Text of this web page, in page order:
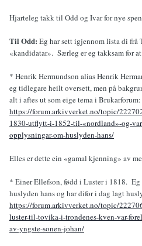
Hjarteleg takk til Odd og Ivar for nye
Til Odd: Eg har sett igjennom lista di frå
«kandidatar». Særleg er eg takksam for
* Henrik Hermundson alias Henrik
eg tidlegare heilt oversett, men på
alt i aftes ut som eige tema i Brukarforum:
https://forum.arkivverket.no/topic/
1830-utflytt-i-1852-til-«nordland»-og-
opplysningar-om-huslyden-hans/
Elles er dette ein «gamal kjenning» av
* Einer Ellefson, fødd i Luster i 1818. Eg
huslyden hans og har difor i dag lagt
https://forum.arkivverket.no/topic/
luster-til-tovika-i-trondenes-kven-var-
av-yngste-sonen-johan/